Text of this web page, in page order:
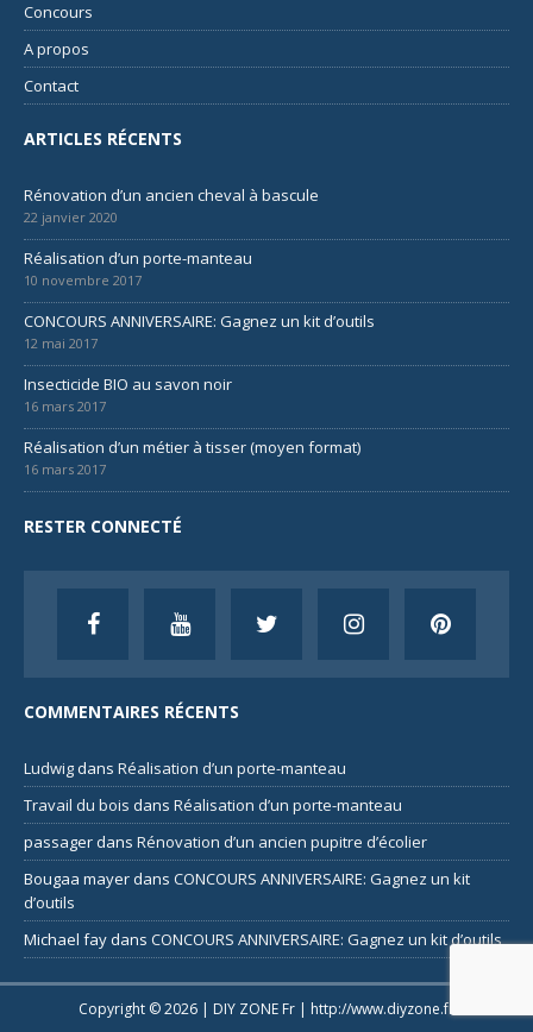
Concours
A propos
Contact
ARTICLES RÉCENTS
Rénovation d’un ancien cheval à bascule
22 janvier 2020
Réalisation d’un porte-manteau
10 novembre 2017
CONCOURS ANNIVERSAIRE: Gagnez un kit d’outils
12 mai 2017
Insecticide BIO au savon noir
16 mars 2017
Réalisation d’un métier à tisser (moyen format)
16 mars 2017
RESTER CONNECTÉ
COMMENTAIRES RÉCENTS
Ludwigdans Réalisation d’un porte-manteau
Travail du bois dans Réalisation d’un porte-manteau
passagerdans Rénovation d’un ancien pupitre d’écolier
Bougaa mayerdans CONCOURS ANNIVERSAIRE: Gagnez un kit
d’outils
Michael faydans CONCOURS ANNIVERSAIRE: Gagnez un kit d’outils
Copyright © 2026 | DIY ZONE Fr | http://www.diyzone.fr